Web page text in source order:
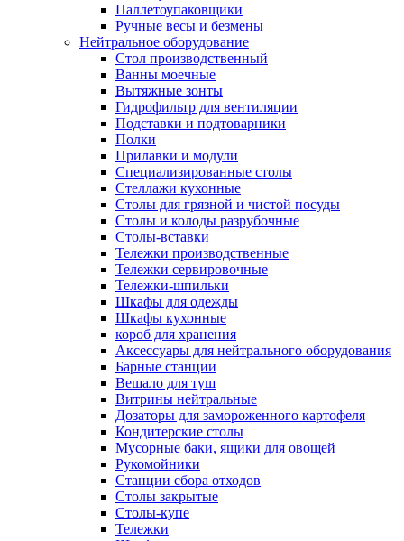
Паллетоупаковщики
Ручные весы и безмены
Нейтральное оборудование
Cтол производственный
Ванны моечные
Вытяжные зонты
Гидрофильтр для вентиляции
Подставки и подтоварники
Полки
Прилавки и модули
Специализированные столы
Стеллажи кухонные
Столы для грязной и чистой посуды
Столы и колоды разрубочные
Столы-вставки
Тележки производственные
Тележки сервировочные
Тележки-шпильки
Шкафы для одежды
Шкафы кухонные
короб для хранения
Аксессуары для нейтрального оборудования
Барные станции
Вешало для туш
Витрины нейтральные
Дозаторы для замороженного картофеля
Кондитерские столы
Мусорные баки, ящики для овощей
Рукомойники
Станции сбора отходов
Столы закрытые
Столы-купе
Тележки